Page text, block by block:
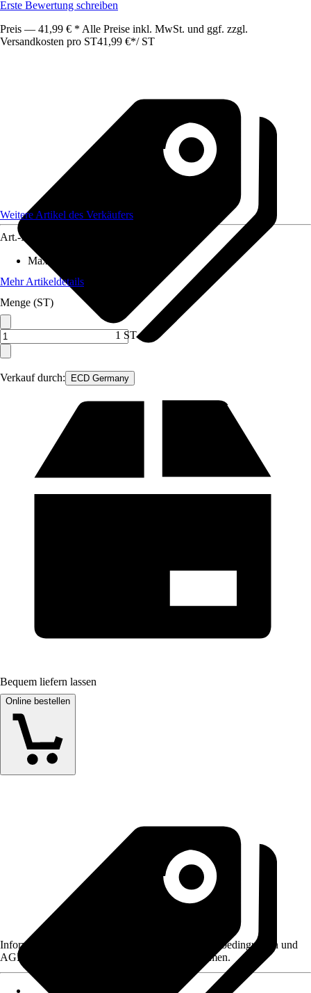
Erste Bewertung schreiben
Preis — 41,99 € * Alle Preise inkl. MwSt. und ggf. zzgl.
Versandkosten pro ST41,99 €*/ ST
Verkauf durch: ECD Germany
Weitere Artikel des Verkäufers
Art.-Nr.
Max. Belastbarkeit
Mehr Artikeldetails
Menge (ST)
1 ST
Bequem liefern lassen
Online bestellen
Informationen des Verkäufers, wie z. B. Rückgabebedingungen und
AGB, finden Sie bei Klick auf den Verkäufernamen.